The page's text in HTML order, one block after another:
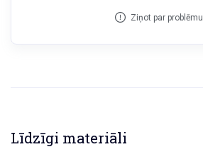
Ziņot par problēmu
Līdzīgi materiāli